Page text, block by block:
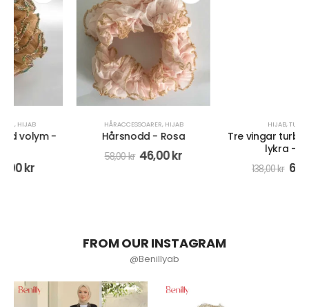
HIJAB
Hårsnodd - Rosa
46,00kr
Tre vingar turban-hijab av
69,00kr
FROM OUR INSTAGRAM
@Benillyab